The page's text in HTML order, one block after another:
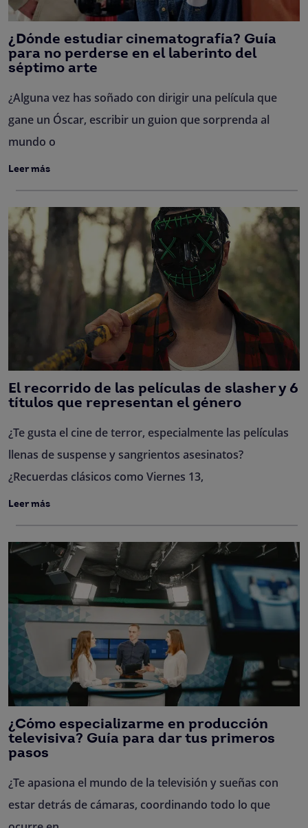
¿Dónde estudiar cinematografía? Guía
para no perderse en el laberinto del
séptimo arte
¿Alguna vez has soñado con dirigir una película que
gane un Óscar, escribir un guion que sorprenda al
mundo o
Leer más
El recorrido de las películas de slasher y 6
títulos que representan el género
¿Te gusta el cine de terror, especialmente las películas
llenas de suspense y sangrientos asesinatos?
¿Recuerdas clásicos como Viernes 13,
Leer más
¿Cómo especializarme en producción
televisiva? Guía para dar tus primeros
pasos
¿Te apasiona el mundo de la televisión y sueñas con
estar detrás de cámaras, coordinando todo lo que